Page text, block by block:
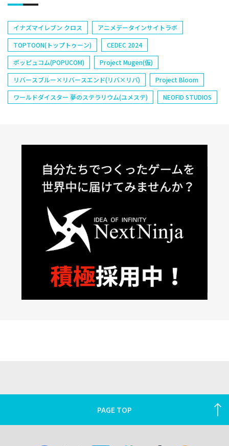
イナズマイレブン クロス
アニメデータインサイトラボ
TOPTOON(トップトゥーン)
CEDEC 2024
ポッピュコム(POPUCOM)
Project Mugen(仮)
リバースブルー×リバースエンド(リバ×リバ)
Project Bloom
ワールドダイスター 夢のステラリウム(ユメステ)
NEOFID STUDIOS
PAGE TOP